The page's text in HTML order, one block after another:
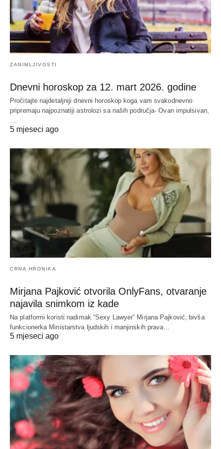
ZANIMLJIVOSTI
Dnevni horoskop za 12. mart 2026. godine
Pročitajte najdetaljniji dnevni horoskop koga vam svakodnevno
pripremaju najpoznatiji astrolozi sa naših područja- Ovan impulsivan,
5 mjeseci ago
CRNA HRONIKA
Mirjana Pajković otvorila OnlyFans, otvaranje
najavila snimkom iz kade
Na platformi koristi nadimak “Sexy Lawyer” Mirjana Pajković, bivša
funkcionerka Ministarstva ljudskih i manjinskih prava…
5 mjeseci ago